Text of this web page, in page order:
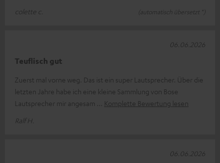
colette c.
(automatisch übersetzt *)
Teuflisch gut
Zuerst mal vorne weg. Das ist ein super Lautsprecher. Über die
letzten Jahre habe ich eine kleine Sammlung von Bose
Lautsprecher mir angesam
Komplette Bewertung lesen
Ralf H.
06.06.2026
06.06.2026